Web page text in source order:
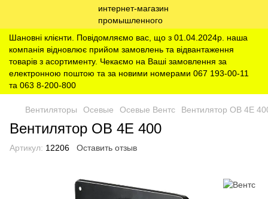
Шановні клієнти. Повідомляємо вас, що з 01.04.2024р. наша
компанія відновлює прийом замовлень та відвантаження
товарів з асортименту. Чекаємо на Ваші замовлення за
електронною поштою та за новими номерами 067 193-00-11
та 063 8-200-800
Вентиляторы Осевые Осевые Вентс Вентилятор ОВ 4Е
Вентилятор ОВ 4Е 400
Артикул: 12206 Оставить отзыв